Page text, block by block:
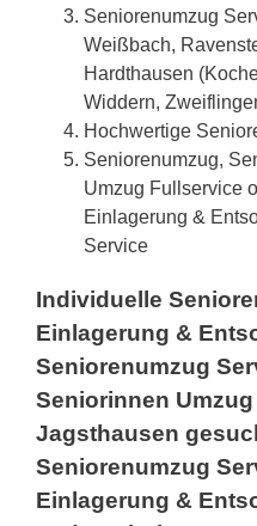
Seniorenumzug
Weißbach,
Hardthausen
Widdern,
Hochwertige
Seniorenumzug,
Umzug Fullservice
Einlagerung &
Service
Individuelle
Einlagerung &
Seniorenumzug
Seniorinnen
Jagsthausen
Seniorenumzug
Einlagerung &